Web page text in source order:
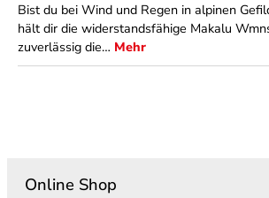
Bist du bei Wind und Regen in alpinen
hält dir die widerstandsfähige Makalu
zuverlässig die… Mehr
Online Shop